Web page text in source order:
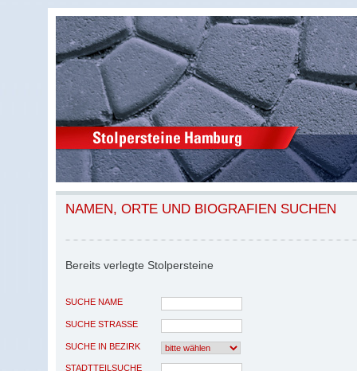
NAMEN, ORTE UND BIOGRAFIEN SUCHEN
Bereits verlegte Stolpersteine
SUCHE NAME
SUCHE STRASSE
SUCHE IN BEZIRK
STADTTEILSUCHE